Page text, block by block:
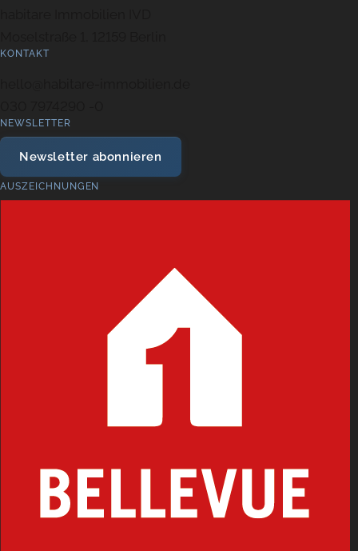
KONTAKT
NEWSLETTER
Newsletter abonnieren
AUSZEICHNUNGEN